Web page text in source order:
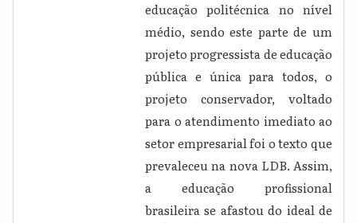
educação politécnica no nível
médio, sendo este parte de um
projeto progressista de educação
pública e única para todos, o
projeto conservador, voltado
para o atendimento imediato ao
setor empresarial foi o texto que
prevaleceu na nova LDB. Assim,
a educação profissional
brasileira se afastou do ideal de